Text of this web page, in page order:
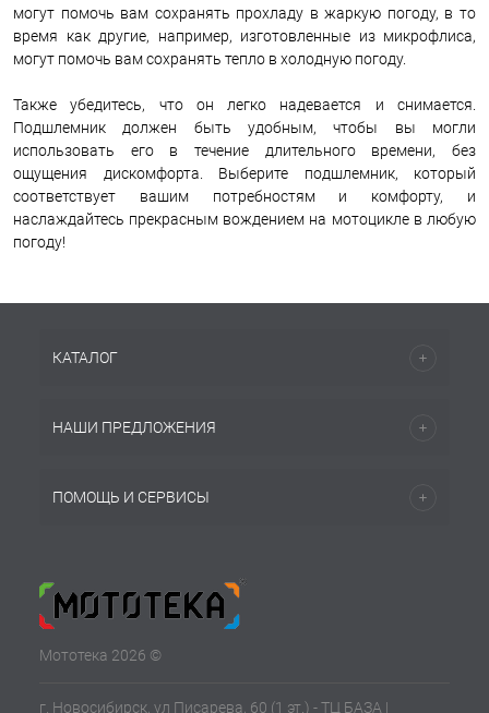
могут помочь вам сохранять прохладу в жаркую погоду, в то
время как другие, например, изготовленные из микрофлиса,
могут помочь вам сохранять тепло в холодную погоду.
Также убедитесь, что он легко надевается и снимается.
Подшлемник должен быть удобным, чтобы вы могли
использовать его в течение длительного времени, без
ощущения дискомфорта. Выберите подшлемник, который
соответствует вашим потребностям и комфорту, и
наслаждайтесь прекрасным вождением на мотоцикле в любую
погоду!
КАТАЛОГ
НАШИ ПРЕДЛОЖЕНИЯ
ПОМОЩЬ И СЕРВИСЫ
Мототека 2026 ©
г. Новосибирск, ул Писарева, 60 (1 эт.) - ТЦ БАЗА |